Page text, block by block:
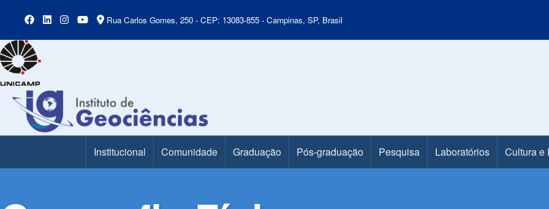
Rua Carlos Gomes, 250 - CEP: 13083-855 - Campinas, SP, Brasil
Main MenuInstitucional Comunidade Graduação Pós-graduação Pesquisa Laboratórios Cultura e